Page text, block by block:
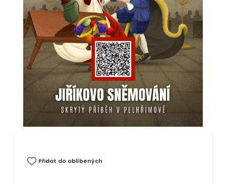
Přidat do oblíbených